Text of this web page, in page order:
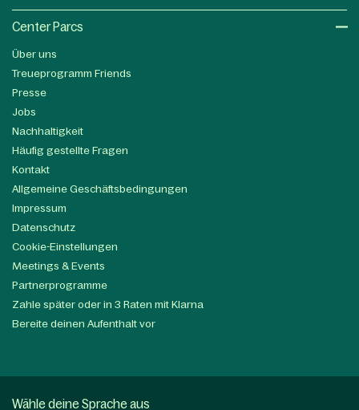
Center Parcs
Über uns
Treueprogramm Friends
Presse
Jobs
Nachhaltigkeit
Häufig gestellte Fragen
Kontakt
Allgemeine Geschäftsbedingungen
Impressum
Datenschutz
Cookie-Einstellungen
Meetings & Events
Partnerprogramme
Zahle später oder in 3 Raten mit Klarna
Bereite deinen Aufenthalt vor
Wähle deine Sprache aus